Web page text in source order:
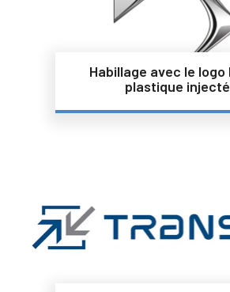
Habillage avec le logo
plastique injecté